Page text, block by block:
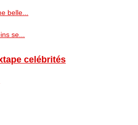
belle...
se...
celébrités